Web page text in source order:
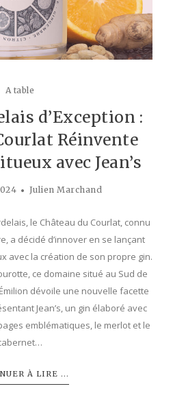
A table
d’Exception :
Réinvente
avec Jean’s
Julien Marchand
le Château du Courlat, connu
a décidé d’innover en se lançant
avec la création de son propre gin.
ce domaine situé au Sud de
dévoile une nouvelle facette
Jean’s, un gin élaboré avec
emblématiques, le merlot et le
À LIRE ...